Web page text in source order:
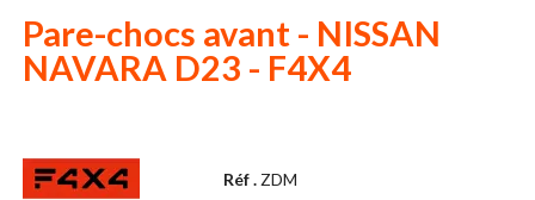
Pare-chocs avant - NISSAN
NAVARA D23 - F4X4
Réf . ZDM